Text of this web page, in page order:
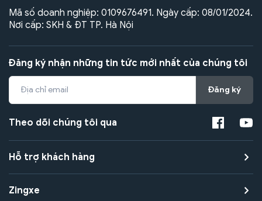
Mã số doanh nghiệp: 0109676491. Ngày cấp: 08/01/2024.
Nơi cấp: SKH & ĐT TP. Hà Nội
Đăng ký nhận những tin tức mới nhất của chúng tôi
Đăng ký
Theo dõi chúng tôi qua
Hỗ trợ khách hàng
Zingxe